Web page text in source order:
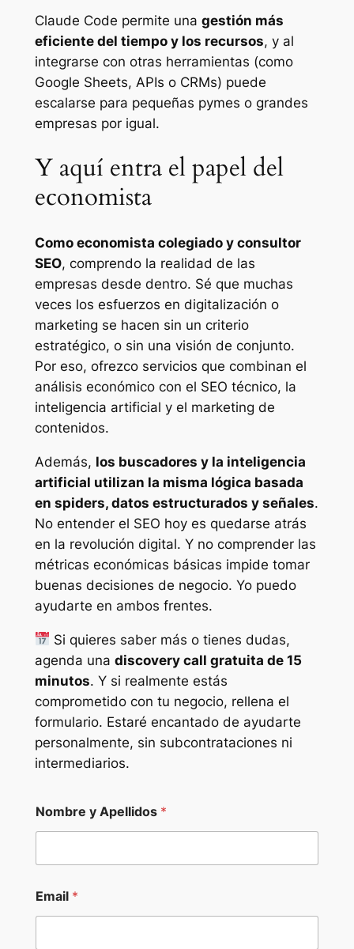
Claude Code permite una gestión más
eficiente del tiempo y los recursos, y al
integrarse con otras herramientas (como
Google Sheets, APIs o CRMs) puede
escalarse para pequeñas pymes o grandes
empresas por igual.
Y aquí entra el papel del
economista
Como economista colegiado y consultor
SEO, comprendo la realidad de las
empresas desde dentro. Sé que muchas
veces los esfuerzos en digitalización o
marketing se hacen sin un criterio
estratégico, o sin una visión de conjunto.
Por eso, ofrezco servicios que combinan el
análisis económico con el SEO técnico, la
inteligencia artificial y el marketing de
contenidos.
Además, los buscadores y la inteligencia
artificial utilizan la misma lógica basada
en spiders, datos estructurados y señales.
No entender el SEO hoy es quedarse atrás
en la revolución digital. Y no comprender las
métricas económicas básicas impide tomar
buenas decisiones de negocio. Yo puedo
ayudarte en ambos frentes.
Si quieres saber más o tienes dudas,
agenda una discovery call gratuita de 15
minutos. Y si realmente estás
comprometido con tu negocio, rellena el
formulario. Estaré encantado de ayudarte
personalmente, sin subcontrataciones ni
intermediarios.
Nombre y Apellidos *
Email *